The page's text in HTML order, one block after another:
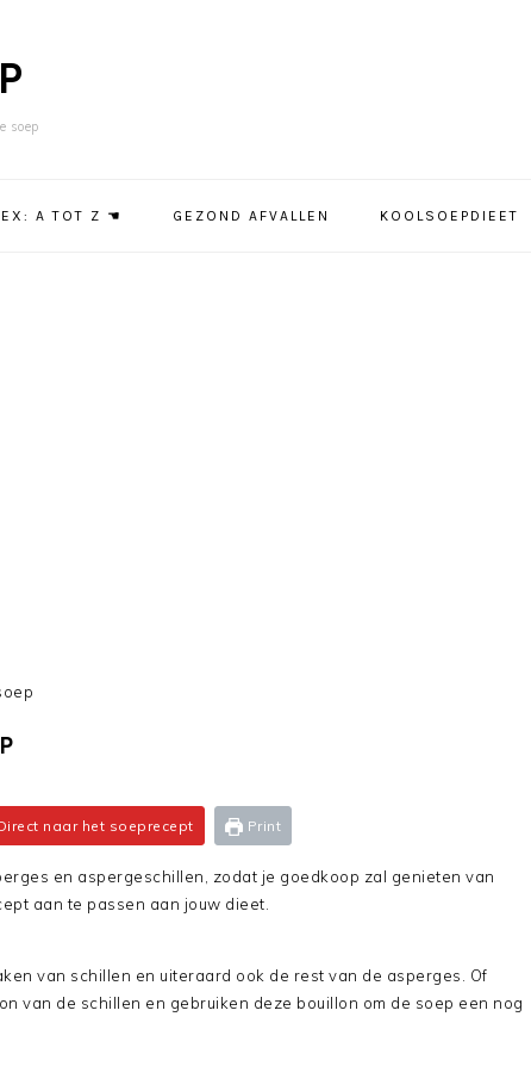
soep
A TOT Z ☚ GEZOND AFVALLEN KOOLSOEPDIEET
naar het soeprecept Print
en aspergeschillen, zodat je goedkoop zal genieten van
aan te passen aan jouw dieet.
van schillen en uiteraard ook de rest van de asperges. Of
van de schillen en gebruiken deze bouillon om de soep een nog